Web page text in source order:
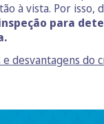
à vista. Por isso, d
para
e desvantagens do